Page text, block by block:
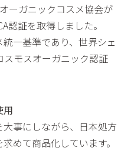
ーガニックコスメ協会が
認証を取得しました。
一基準であり、世界シェ
モスオーガニック認証
用
事にしながら、日本処方
めて商品化しています。